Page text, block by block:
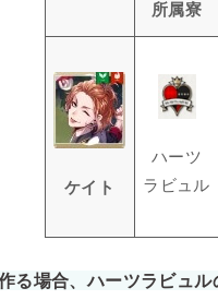
所属寮
ケイト
ハーツ
ラビュル
る場合、ハーツラビュ